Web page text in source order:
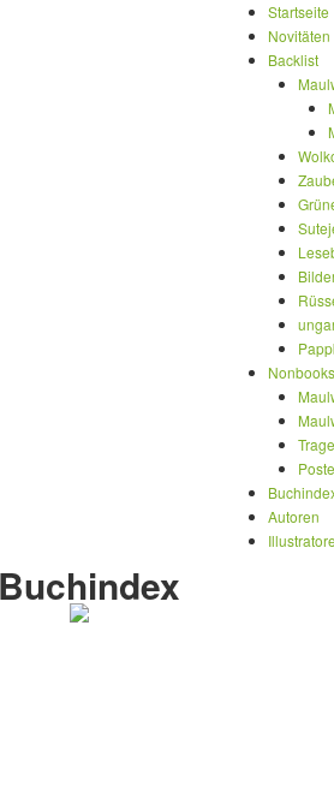
Startseite
Novitäten
Backlist
Nonbooks
Autoren
Buchindex